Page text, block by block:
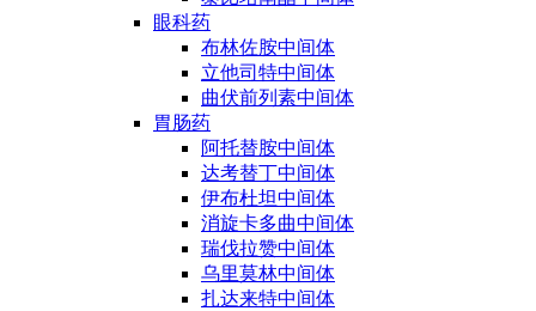
眼科药
布林佐胺中间体
立他司特中间体
曲伏前列素中间体
胃肠药
阿托替胺中间体
达考替丁中间体
伊布杜坦中间体
消旋卡多曲中间体
瑞伐拉赞中间体
乌里莫林中间体
扎达来特中间体